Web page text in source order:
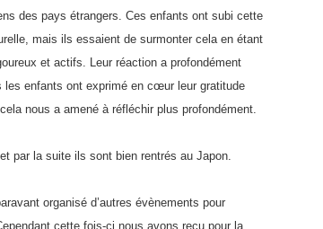
des pays étrangers. Ces enfants ont subi cette
mais ils essaient de surmonter cela en étant
et actifs. Leur réaction a profondément
enfants ont exprimé en cœur leur gratitude
nous a amené à réfléchir plus profondément.
par la suite ils sont bien rentrés au Japon.
organisé d’autres évènements pour
cette fois-ci nous avons reçu pour la